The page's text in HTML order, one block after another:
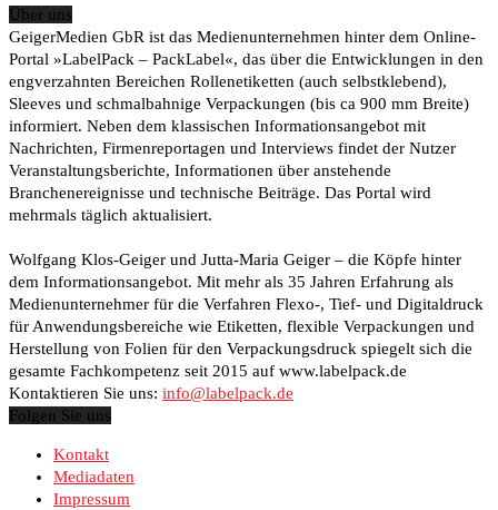
Über uns
GeigerMedien GbR ist das Medienunternehmen hinter dem Online-
Portal »LabelPack – PackLabel«, das über die Entwicklungen in den
engverzahnten Bereichen Rollenetiketten (auch selbstklebend),
Sleeves und schmalbahnige Verpackungen (bis ca 900 mm Breite)
informiert. Neben dem klassischen Informationsangebot mit
Nachrichten, Firmenreportagen und Interviews findet der Nutzer
Veranstaltungsberichte, Informationen über anstehende
Branchenereignisse und technische Beiträge. Das Portal wird
mehrmals täglich aktualisiert.
Wolfgang Klos-Geiger und Jutta-Maria Geiger – die Köpfe hinter
dem Informationsangebot. Mit mehr als 35 Jahren Erfahrung als
Medienunternehmer für die Verfahren Flexo-, Tief- und Digitaldruck
für Anwendungsbereiche wie Etiketten, flexible Verpackungen und
Herstellung von Folien für den Verpackungsdruck spiegelt sich die
gesamte Fachkompetenz seit 2015 auf www.labelpack.de
Kontaktieren Sie uns: info@labelpack.de
Folgen Sie uns
Kontakt
Mediadaten
Impressum